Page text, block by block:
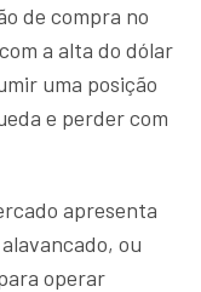
de compra no
a alta do dólar
uma posição
e perder com
apresenta
ou
operar